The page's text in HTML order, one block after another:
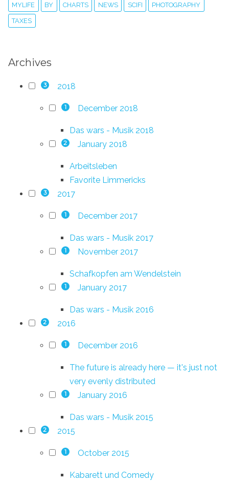
MYLIFE BY CHARTS NEWS SCIFI PHOTOGRAPHY
TAXES
Archives
3 2018
1 December 2018
Das wars - Musik 2018
2 January 2018
Arbeitsleben
Favorite Limmericks
3 2017
1 December 2017
Das wars - Musik 2017
1 November 2017
Schafkopfen am Wendelstein
1 January 2017
Das wars - Musik 2016
2 2016
1 December 2016
The future is already here — it's just not
very evenly distributed
1 January 2016
Das wars - Musik 2015
2 2015
1 October 2015
Kabarett und Comedy